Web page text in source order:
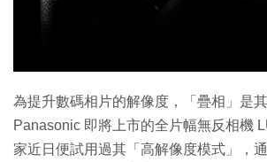
為提升數碼相片的解像度，「疊相」是其
Panasonic 即將上市的全片幅無反相機
家近日便試用過其「高解像度模式」，